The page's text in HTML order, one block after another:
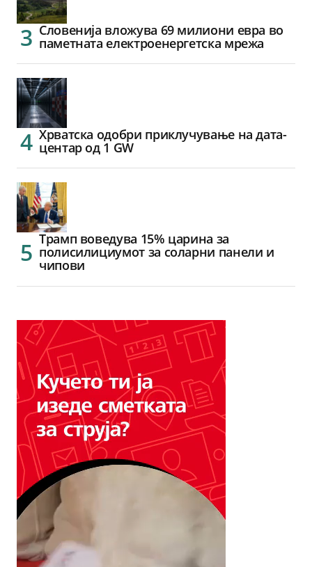
Словенија вложува 69 милиони евра во
паметната електроенергетска мрежа
Хрватска одобри приклучување на дата-
центар од 1 GW
Трамп воведува 15% царина за
полисилициумот за соларни панели и
чипови